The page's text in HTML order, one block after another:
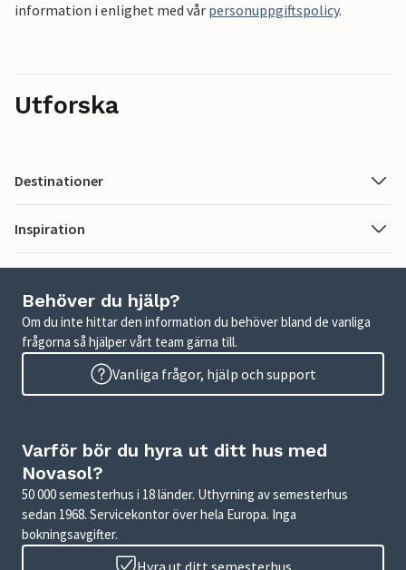
information i enlighet med vår personuppgiftspolicy.
Utforska
Destinationer
Inspiration
Behöver du hjälp?
Om du inte hittar den information du behöver bland de vanliga
frågorna så hjälper vårt team gärna till.
Vanliga frågor, hjälp och support
Varför bör du hyra ut ditt hus med
Novasol?
50 000 semesterhus i 18 länder. Uthyrning av semesterhus
sedan 1968. Servicekontor över hela Europa. Inga
bokningsavgifter.